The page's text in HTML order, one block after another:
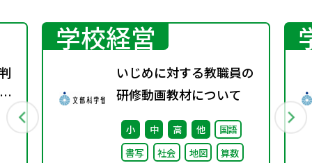
学校経営
いじめに対する教職員の
研修動画教材について
小 中 高 他
国語
書写
社会 地図
算数